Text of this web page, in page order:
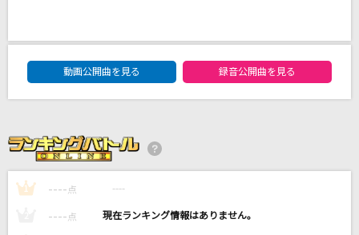
[生音]ノラ
Ado
[生音]悲劇のヒロイン
My Hair is Bad
DAM★ともボーカルエントリーランキング
動画公開曲を見る
録音公開曲を見る
1 ---- 点 ----
---- 点 ----